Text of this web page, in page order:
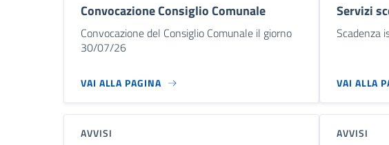
Convocazione Consiglio Comunale
Convocazione del Consiglio Comunale il giorno
30/07/26
VAI ALLA PAGINA
Servizi
Scadenza
VAI ALLA
AVVISI AVVISI